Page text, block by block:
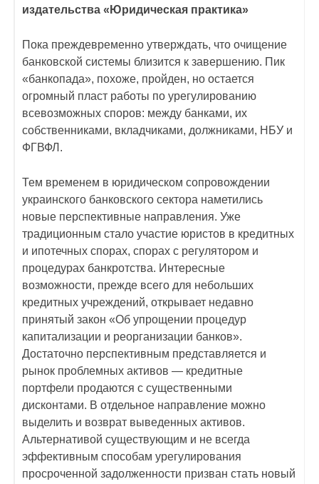
издательства «Юридическая практика»
Пока преждевременно утверждать, что очищение
банковской системы близится к завершению. Пик
«банкопада», похоже, пройден, но остается
огромный пласт работы по урегулированию
всевозможных споров: между банками, их
собственниками, вкладчиками, должниками, НБУ и
ФГВФЛ.
Тем временем в юридическом сопровождении
украинского банковского сектора наметились
новые перспективные направления. Уже
традиционным стало участие юристов в кредитных
и ипотечных спорах, спорах с регулятором и
процедурах банкротства. Интересные
возможности, прежде всего для небольших
кредитных учреждений, открывает недавно
принятый закон «Об упрощении процедур
капитализации и реорганизации банков».
Достаточно перспективным представляется и
рынок проблемных активов — кредитные
портфели продаются с существенными
дисконтами. В отдельное направление можно
выделить и возврат выведенных активов.
Альтернативой существующим и не всегда
эффективным способам урегулирования
просроченной задолженности призван стать новый